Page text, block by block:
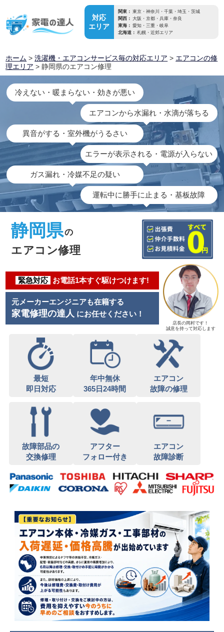
対応
エリア
関東： 東京・神奈川・千葉・埼玉・茨城
関西： 大阪・京都・兵庫・奈良
東海： 愛知・三重・岐阜
北海道： 札幌・近郊エリア
ホーム >洗濯機・エアコンサービス毎の対応エリア > エアコンの修
理エリア > 静岡県のエアコン修理
冷えない・暖まらない・効きが悪い
エアコンから水漏れ・水滴が落ちる
異音がする・室外機がうるさい
エラーが表示される・電源が入らない
ガス漏れ・冷媒不足の疑い
運転中に勝手に止まる・基板故障
静岡県の
エアコン修理
緊急対応 お電話1本すぐ駆けつけます!
元メーカーエンジニアも在籍する
家電修理の達人 にお任せください！
店長の岡村です！
誠意を持って対応します
最短
即日対応
年中無休
365日24時間
エアコン
故障の修理
故障部品の
交換修理
アフター
フォロー付き
エアコン
故障診断